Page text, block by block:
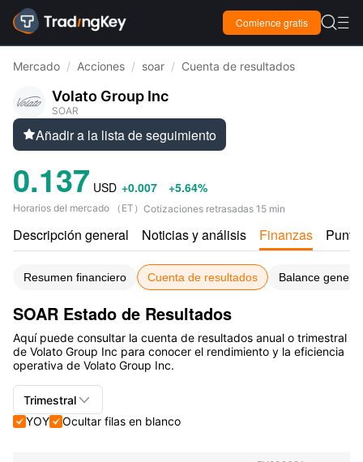
Comience gratis  
Mercado / Acciones / soar / Cuenta de resultados
Volato Group Inc
SOAR
Añadir a la lista de seguimiento
0.137 USD +0.007 +5.64%
Horarios del mercado （ ET ） Cotizaciones retrasadas 15 min
Descripción general Noticias y análisis Finanzas
Resumen financiero Cuenta de resultados Balance general
SOAR Estado de Resultados
Aquí puede consultar la cuenta de resultados anual o trimestral
de Volato Group Inc para conocer el rendimiento y la eficiencia
operativa de Volato Group Inc.
Trimestral 
YOYOcultar filas en blanco